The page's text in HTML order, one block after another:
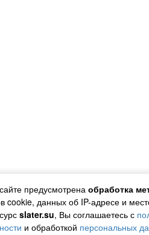
предусмотрена обработка
cookie, данных об IP-адресе и
slater.su, Вы соглашаетесь с
и обработкой персональных